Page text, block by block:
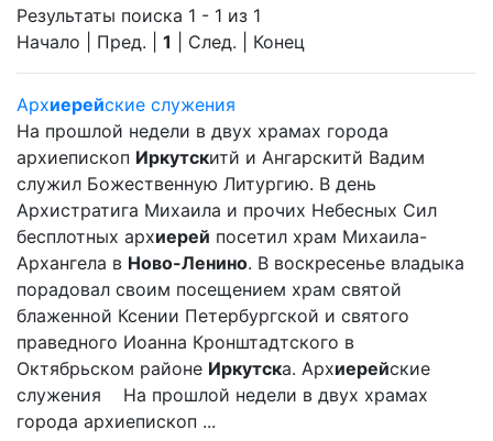
Результаты поиска 1 - 1 из 1
Начало | Пред. | 1 | След. | Конец
Архиерейские служения
На прошлой недели в двух храмах города
архиепископ Иркутскитй и Ангарскитй Вадим
служил Божественную Литургию. В день
Архистратига Михаила и прочих Небесных Сил
бесплотных архиерей посетил храм Михаила-
Архангела в Ново-Ленино. В воскресенье владыка
порадовал своим посещением храм святой
блаженной Ксении Петербургской и святого
праведного Иоанна Кронштадтского в
Октябрьском районе Иркутска. Архиерейские
служения На прошлой недели в двух храмах
города архиепископ ...